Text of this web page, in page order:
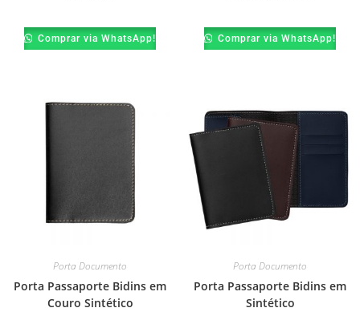
Comprar via WhatsApp! Comprar via WhatsApp!
Porta Documento
Porta Passaporte Bidins em
Couro Sintético
Porta Documento
Porta Passaporte Bidins em
Sintético